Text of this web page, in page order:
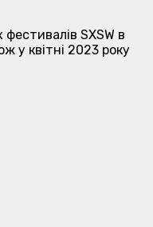
SXSW в
у квітні 2023 року